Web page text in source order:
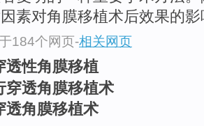
素对角膜移植术后效果的
184个网页-相关网页
透性角膜移植
穿透角膜移植术
透角膜移植术